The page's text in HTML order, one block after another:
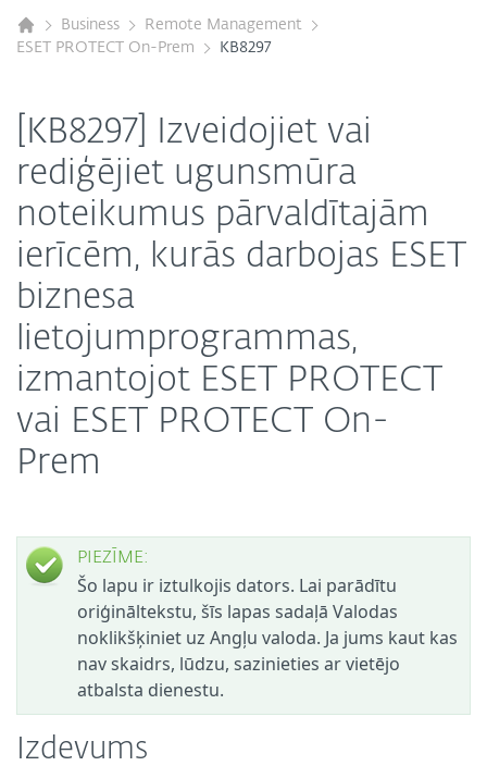
Business
Remote Management
ESET PROTECT On-Prem
KB8297
[KB8297] Izveidojiet vai
rediģējiet ugunsmūra
noteikumus pārvaldītajām
ierīcēm, kurās darbojas ESET
biznesa
lietojumprogrammas,
izmantojot ESET PROTECT
vai ESET PROTECT On-
Prem
PIEZĪME:
Šo lapu ir iztulkojis dators. Lai parādītu
oriģināltekstu, šīs lapas sadaļā Valodas
noklikšķiniet uz Angļu valoda. Ja jums kaut kas
nav skaidrs, lūdzu, sazinieties ar vietējo
atbalsta dienestu.
Izdevums